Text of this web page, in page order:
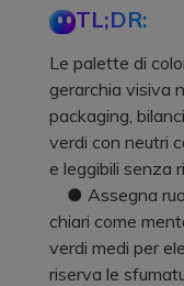
TL;DR:
Le palette di
gerarchia visiva
packaging,
verdi con neutri
e leggibili senza
● Assegna
chiari come
verdi medi per
riserva le